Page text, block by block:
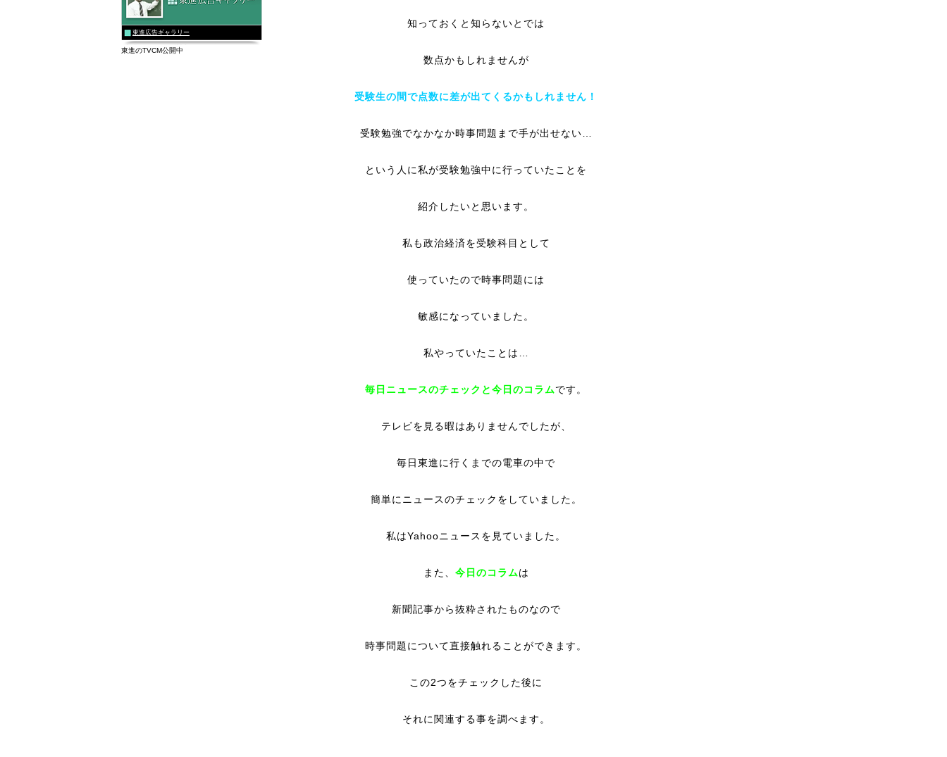
知っておくと知らないとでは
数点かもしれませんが
受験生の間で点数に差が出てくるかもしれません！
受験勉強でなかなか時事問題まで手が出せない…
という人に私が受験勉強中に行っていたことを
紹介したいと思います。
私も政治経済を受験科目として
使っていたので時事問題には
敏感になっていました。
私やっていたことは…
毎日ニュースのチェックと今日のコラムです。
テレビを見る暇はありませんでしたが、
毎日東進に行くまでの電車の中で
簡単にニュースのチェックをしていました。
私はYahooニュースを見ていました。
また、 今日のコラムは
新聞記事から抜粋されたものなので
時事問題について直接触れることができます。
この2つをチェックした後に
それに関連する事を調べます。
東進広告ギャラリー
東進のTVCM公開中